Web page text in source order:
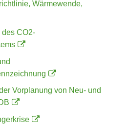
Wärmewende,
CO2-
Vorplanung von Neu- und